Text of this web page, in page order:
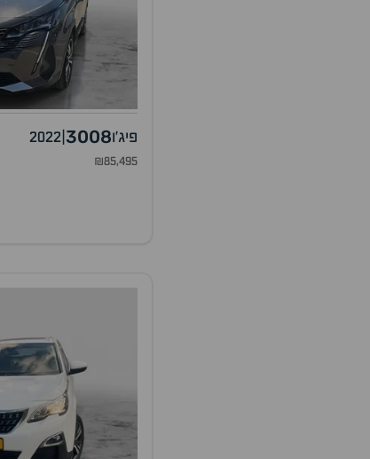
פיג'ו3008
|
2022
₪85,495